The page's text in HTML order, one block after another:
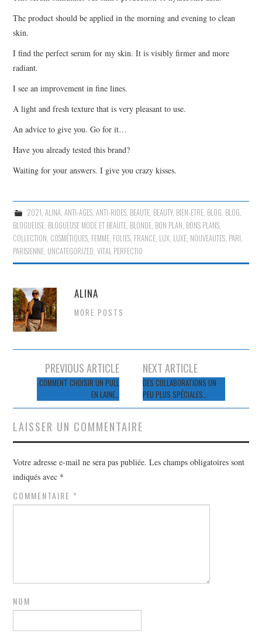
The product should be applied in the morning and evening to clean
skin.
I find the perfect serum for my skin. It is visibly firmer and more
radiant.
I see an improvement in fine lines.
A light and fresh texture that is very pleasant to use.
An advice to give you. Go for it…
Have you already tested this brand?
Waiting for your answers. I give you crazy kisses.
2021 ALINA, ANTI-AGES, ANTI-RIDES, BEAUTE, BEAUTY, BIEN-ETRE, BLOG BLOG
BLOGUEUSE BLOGUEUSE MODE ET BEAUTE BLONDE BON PLAN BONS PLANS
COLLECTION COSMÉTIQUES FEMME FOLIES FRANCE LUX LUXE NOUVEAUTES PARI
PARISIENNE UNCATEGORIZED ,VITAL PERFECTIO
ALINA
MORE POSTS
Navigation
articles
PREVIOUS ARTICLE
COMMENT CHOISIR UN PULL
EN LAINE…
NEXT ARTICLE
DES COLLABORATIONS UN
PEU PLUS SPÉCIALES…
LAISSER UN COMMENTAIRE
Votre adresse e-mail ne sera pas publiée. Les champs obligatoires sont
indiqués avec *
COMMENTAIRE *
NOM